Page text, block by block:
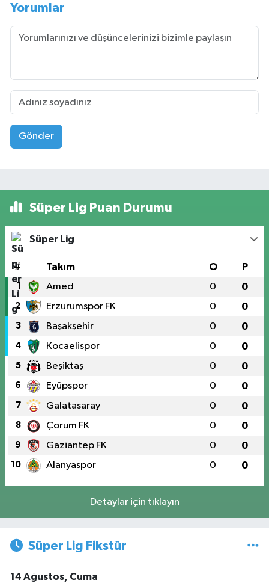
Yorumlar
Gönder
Süper Lig Puan Durumu
Süper Lig
# Takım O P
1 Amed 0 0
2 Erzurumspor FK 0 0
3 Başakşehir 0 0
4 Kocaelispor 0 0
5 Beşiktaş 0 0
6 Eyüpspor 0 0
7 Galatasaray 0 0
8 Çorum FK 0 0
9 Gaziantep FK 0 0
10 Alanyaspor 0 0
Detaylar için tıklayın
Süper Lig Fikstür
14 Ağustos, Cuma